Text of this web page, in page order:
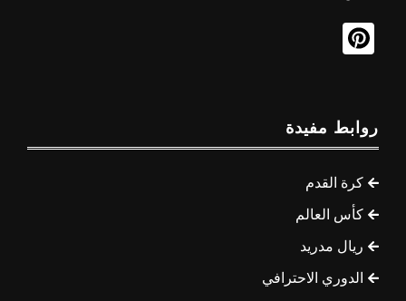
روابط مفيدة
كرة القدم
كأس العالم
ريال مدريد
الدوري الاحترافي